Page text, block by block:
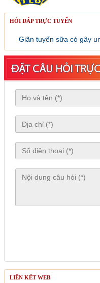
HỎI ĐÁP TRỰC TUYẾN
Giãn tuyến sữa có gây
LIÊN KẾT WEB